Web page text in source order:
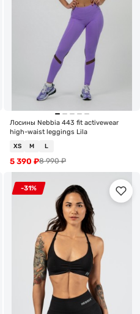
Лосины Nebbia 443 fit activewear
high-waist leggings Lila
XS M L
8 990₽
5 390 ₽
-31%